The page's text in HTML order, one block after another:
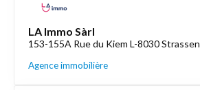
LA Immo Sàrl
153-155A Rue du Kiem L-8030 Strassen
Agence immobilière